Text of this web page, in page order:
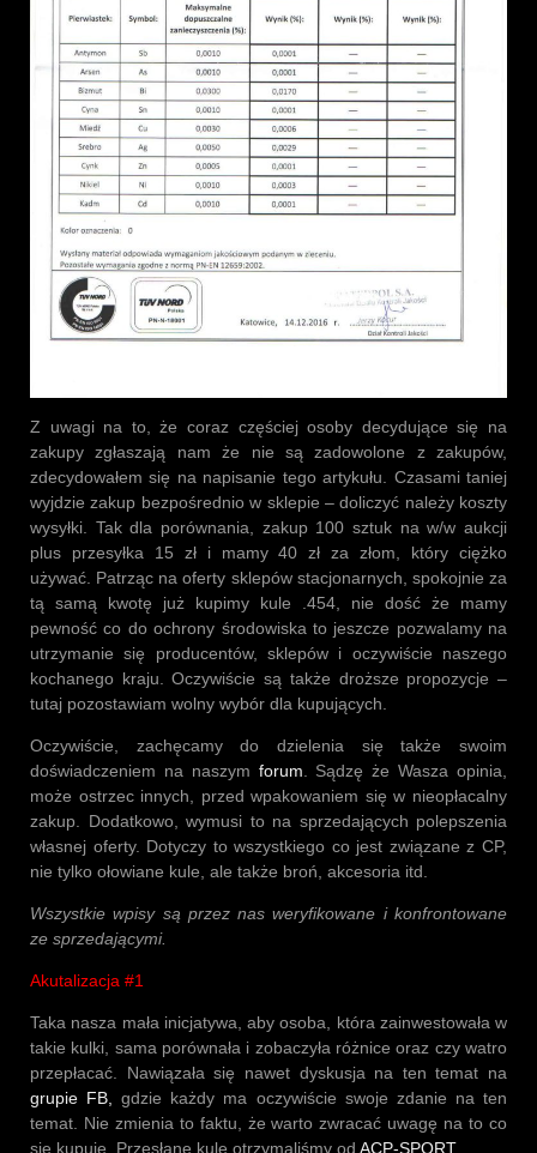
Z uwagi na to, że coraz częściej osoby decydujące się na
zakupy zgłaszają nam że nie są zadowolone z zakupów,
zdecydowałem się na napisanie tego artykułu. Czasami taniej
wyjdzie zakup bezpośrednio w sklepie – doliczyć należy koszty
wysyłki. Tak dla porównania, zakup 100 sztuk na w/w aukcji
plus przesyłka 15 zł i mamy 40 zł za złom, który ciężko
używać. Patrząc na oferty sklepów stacjonarnych, spokojnie za
tą samą kwotę już kupimy kule .454, nie dość że mamy
pewność co do ochrony środowiska to jeszcze pozwalamy na
utrzymanie się producentów, sklepów i oczywiście naszego
kochanego kraju. Oczywiście są także droższe propozycje –
tutaj pozostawiam wolny wybór dla kupujących.
Oczywiście, zachęcamy do dzielenia się także swoim
doświadczeniem na naszym forum . Sądzę że Wasza opinia,
może ostrzec innych, przed wpakowaniem się w nieopłacalny
zakup. Dodatkowo, wymusi to na sprzedających polepszenia
własnej oferty. Dotyczy to wszystkiego co jest związane z CP,
nie tylko ołowiane kule, ale także broń, akcesoria itd.
Wszystkie wpisy są przez nas weryfikowane i konfrontowane
ze sprzedającymi.
Akutalizacja #1
Taka nasza mała inicjatywa, aby osoba, która zainwestowała w
takie kulki, sama porównała i zobaczyła różnice oraz czy watro
przepłacać. Nawiązała się nawet dyskusja na ten temat na
grupie FB,
gdzie każdy ma oczywiście swoje zdanie na ten
temat. Nie zmienia to faktu, że warto zwracać uwagę na to co
się kupuje. Przesłane kule otrzymaliśmy od ACP-SPORT.